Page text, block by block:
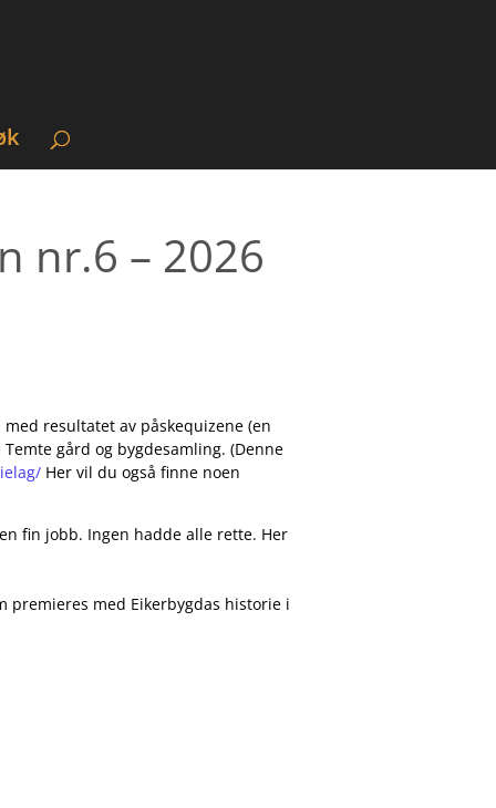
nr.6 – 2026
resultatet av påskequizene (en
gård og bygdesamling. (Denne
Her vil du også finne noen
fin jobb. Ingen hadde alle rette. Her
premieres med Eikerbygdas historie i